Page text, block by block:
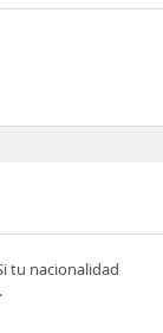
tu nacionalidad